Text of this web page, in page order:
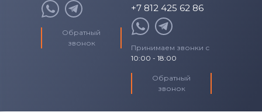
Обратный
звонок
+7 812 425 62 86
Принимаем звонки с
10:00 - 18:00
Обратный
звонок